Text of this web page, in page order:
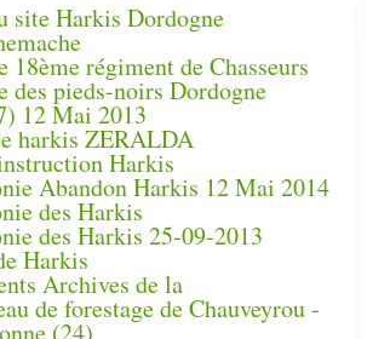
site Harkis Dordogne
régiment de Chasseurs
pieds-noirs Dordogne
12 Mai 2013
harkis ZERALDA
Harkis
Abandon Harkis 12 Mai 2014
des Harkis
des Harkis 25-09-2013
Harkis
Archives de la
de forestage de Chauveyrou -